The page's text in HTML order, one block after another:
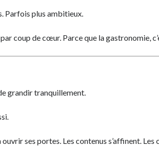
Parfois plus ambitieux.
coup de cœur. Parce que la gastronomie,
grandir tranquillement.
ses portes. Les contenus s’affinent. Les